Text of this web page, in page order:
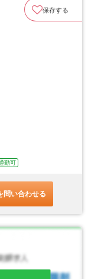
保存する
勤可
問い合わせる